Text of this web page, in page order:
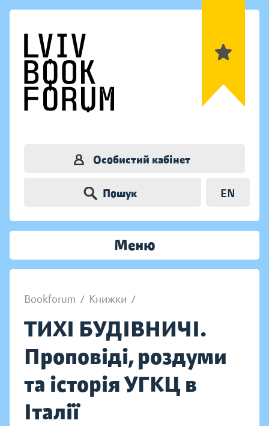
Особистий кабінет
Пошук EN
Меню
Bookforum / Книжки /
ТИХІ БУДІВНИЧІ.
Проповіді, роздуми
та історія УГКЦ в
Італії